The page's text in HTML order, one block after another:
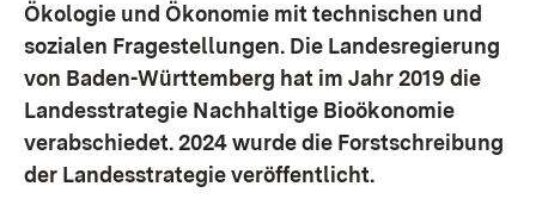
Ökologie und Ökonomie mit technischen und
sozialen Fragestellungen. Die Landesregierung
von Baden-Württemberg hat im Jahr 2019 die
Landesstrategie Nachhaltige Bioökonomie
verabschiedet. 2024 wurde die Forstschreibung
der Landesstrategie veröffentlicht.